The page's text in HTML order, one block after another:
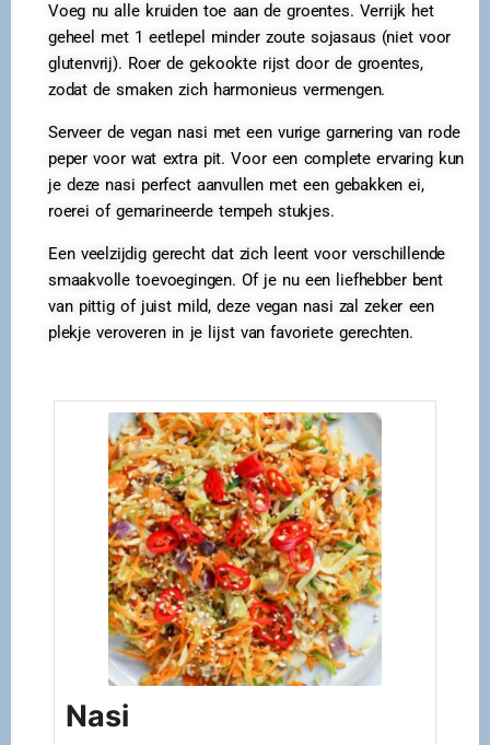
Voeg nu alle kruiden toe aan de groentes. Verrijk het
geheel met 1 eetlepel minder zoute sojasaus (niet voor
glutenvrij). Roer de gekookte rijst door de groentes,
zodat de smaken zich harmonieus vermengen.
Serveer de vegan nasi met een vurige garnering van rode
peper voor wat extra pit. Voor een complete ervaring kun
je deze nasi perfect aanvullen met een gebakken ei,
roerei of gemarineerde tempeh stukjes.
Een veelzijdig gerecht dat zich leent voor verschillende
smaakvolle toevoegingen. Of je nu een liefhebber bent
van pittig of juist mild, deze vegan nasi zal zeker een
plekje veroveren in je lijst van favoriete gerechten.
Nasi